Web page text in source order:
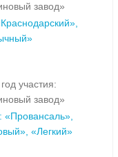
завод»
участия:
завод»
«Провансаль»,
«Легкий»